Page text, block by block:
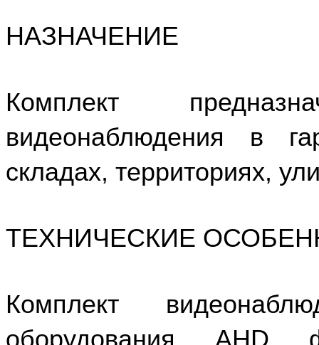
НАЗНАЧЕНИЕ
Комплект
видеонаблюдения в
складах, территориях,
ТЕХНИЧЕСКИЕ
Комплект